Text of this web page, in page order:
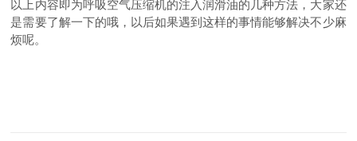
以上内容即为呼吸空气压缩机的注入润滑油的几种方法，大家还
是需要了解一下的哦，以后如果遇到这样的事情能够解决不少麻
烦呢。